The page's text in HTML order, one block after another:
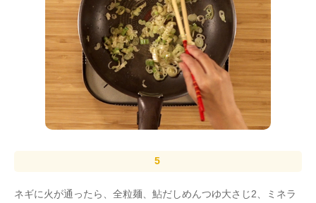
ネギに火が通ったら、全粒麺、鮎だしめんつゆ大さじ2、ミネラ